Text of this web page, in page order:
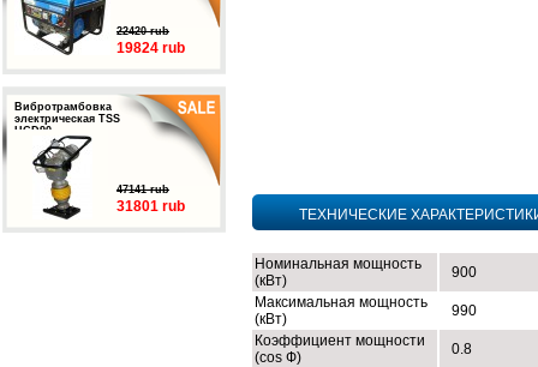
22420 rub
19824 rub
Вибротрамбовка
электрическая TSS
HCD90
47141 rub
31801 rub ТЕХНИЧЕСКИЕ
Номинальная мощность
(кВт)
900
Максимальная мощность
(кВт)
990
Коэффициент мощности
(cos Ф)
0.8